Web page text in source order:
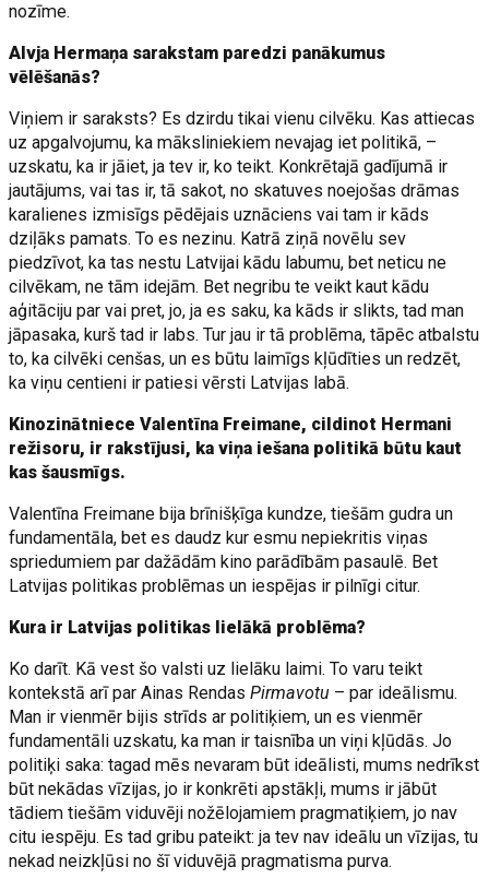
nozīme.
Alvja Hermaņa sarakstam paredzi panākumus
vēlēšanās?
Viņiem ir saraksts? Es dzirdu tikai vienu cilvēku. Kas attiecas
uz apgalvojumu, ka māksliniekiem nevajag iet politikā, –
uzskatu, ka ir jāiet, ja tev ir, ko teikt. Konkrētajā gadījumā ir
jautājums, vai tas ir, tā sakot, no skatuves noejošas drāmas
karalienes izmisīgs pēdējais uznāciens vai tam ir kāds
dziļāks pamats. To es nezinu. Katrā ziņā novēlu sev
piedzīvot, ka tas nestu Latvijai kādu labumu, bet neticu ne
cilvēkam, ne tām idejām. Bet negribu te veikt kaut kādu
aģitāciju par vai pret, jo, ja es saku, ka kāds ir slikts, tad man
jāpasaka, kurš tad ir labs. Tur jau ir tā problēma, tāpēc atbalstu
to, ka cilvēki cenšas, un es būtu laimīgs kļūdīties un redzēt,
ka viņu centieni ir patiesi vērsti Latvijas labā.
Kinozinātniece Valentīna Freimane, cildinot Hermani
režisoru, ir rakstījusi, ka viņa iešana politikā būtu kaut
kas šausmīgs.
Valentīna Freimane bija brīnišķīga kundze, tiešām gudra un
fundamentāla, bet es daudz kur esmu nepiekritis viņas
spriedumiem par dažādām kino parādībām pasaulē. Bet
Latvijas politikas problēmas un iespējas ir pilnīgi citur.
Kura ir Latvijas politikas lielākā problēma?
Ko darīt. Kā vest šo valsti uz lielāku laimi. To varu teikt
kontekstā arī par Ainas RendasPirmavotu – par ideālismu.
Man ir vienmēr bijis strīds ar politiķiem, un es vienmēr
fundamentāli uzskatu, ka man ir taisnība un viņi kļūdās. Jo
politiķi saka: tagad mēs nevaram būt ideālisti, mums nedrīkst
būt nekādas vīzijas, jo ir konkrēti apstākļi, mums ir jābūt
tādiem tiešām viduvēji nožēlojamiem pragmatiķiem, jo nav
citu iespēju. Es tad gribu pateikt: ja tev nav ideālu un vīzijas, tu
nekad neizkļūsi no šī viduvējā pragmatisma purva.